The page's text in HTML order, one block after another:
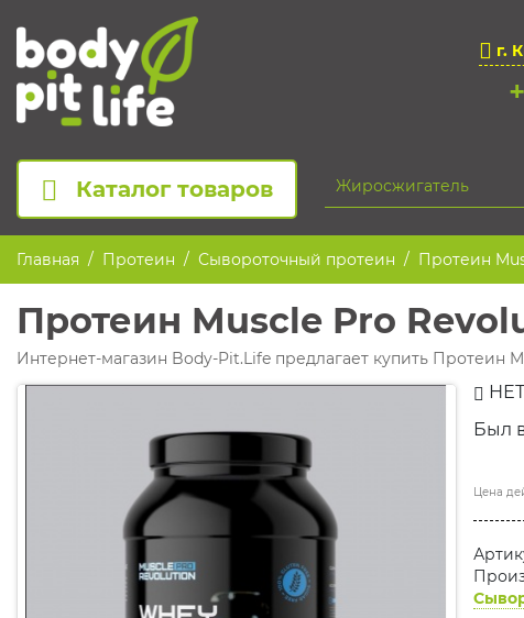
г.
Каталог товаров
Главная Протеин Сывороточный протеин Протеин
Протеин Muscle Pro
Интернет-магазин Body-Pit.Life предлагает купить Протеин
Был
Цена